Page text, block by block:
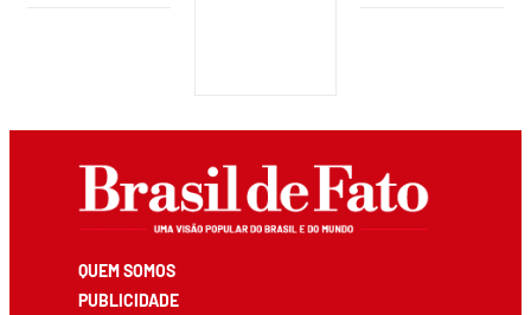
QUEM SOMOS
PUBLICIDADE